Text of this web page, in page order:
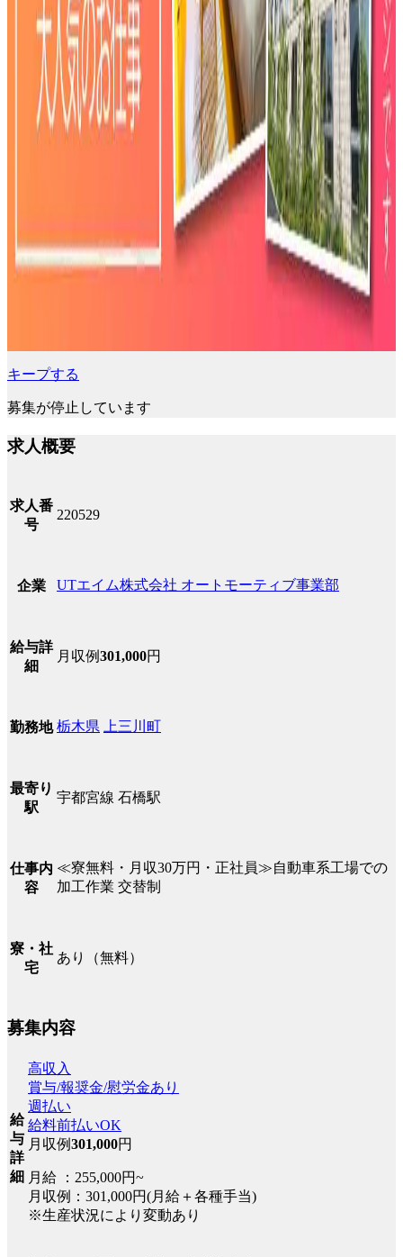
キープする
募集が停止しています
求人概要
求人番
号
220529
企業 UTエイム株式会社 オートモーティブ事業部
給与詳
細
月収例301,000円
勤務地 栃木県 上三川町
最寄り
駅
宇都宮線 石橋駅
仕事内
容
≪寮無料・月収30万円・正社員≫自動車系工場での
加工作業 交替制
寮・社
宅
あり（無料）
募集内容
給
与
詳
細
高収入
賞与/報奨金/慰労金あり
週払い
給料前払いOK
月収例301,000円
月給 ：255,000円~
月収例：301,000円(月給＋各種手当)
※生産状況により変動あり